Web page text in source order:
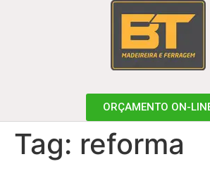
ORÇAMENTO ON-
Tag: reforma